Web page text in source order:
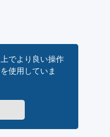
でより良い操作
使用していま